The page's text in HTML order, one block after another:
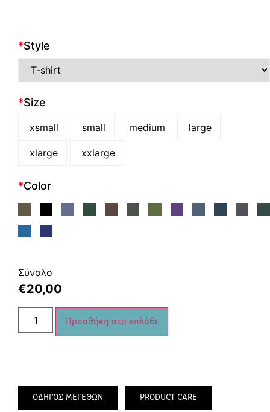
*Style
*Size
xsmall small medium large
xlarge xxlarge
*Color
Σύνολο
€20,00
Προσθήκη στο καλάθι
ΟΔΗΓΟΣ ΜΕΓΕΘΩΝ PRODUCT CARE